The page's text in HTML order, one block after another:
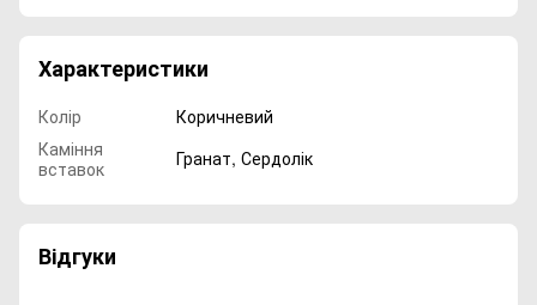
Характеристики
Колір
Коричневий
Каміння
вставок
Гранат, Сердолік
Відгуки